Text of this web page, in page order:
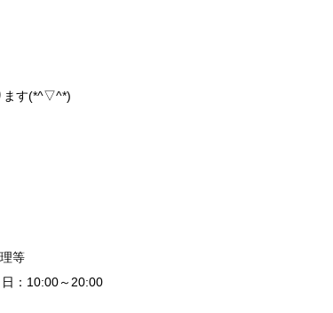
ます(*^▽^*)
等
：10:00～20:00